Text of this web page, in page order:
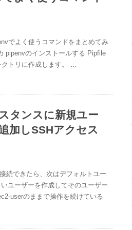
でよく使うコマンドをまとめてみ
pipenvのインストールする Pipfile
トリに作成します。 …
タンスに新規ユー
加しSSHアクセス
続できたら、次はデフォルトユー
ユーザーを作成してそのユーザー
userのままで操作を続けている